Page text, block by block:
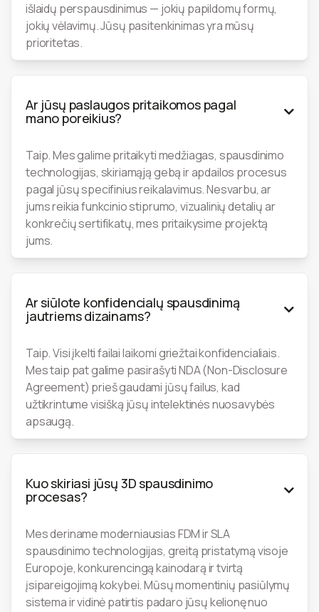
išlaidų perspausdinimus — jokių papildomų formų,
jokių vėlavimų. Jūsų pasitenkinimas yra mūsų
prioritetas.
Ar jūsų paslaugos pritaikomos pagal
mano poreikius? 
Taip. Mes galime pritaikyti medžiagas, spausdinimo
technologijas, skiriamąją gebą ir apdailos procesus
pagal jūsų specifinius reikalavimus. Nesvarbu, ar
jums reikia funkcinio stiprumo, vizualinių detalių ar
konkrečių sertifikatų, mes pritaikysime projektą
jums.
Ar siūlote konfidencialų spausdinimą
jautriems dizainams? 
Taip. Visi įkelti failai laikomi griežtai konfidencialiais.
Mes taip pat galime pasirašyti NDA (Non-Disclosure
Agreement) prieš gaudami jūsų failus, kad
užtikrintume visišką jūsų intelektinės nuosavybės
apsaugą.
Kuo skiriasi jūsų 3D spausdinimo
procesas? 
Mes deriname moderniausias FDM ir SLA
spausdinimo technologijas, greitą pristatymą visoje
Europoje, konkurencingą kainodarą ir tvirtą
įsipareigojimą kokybei. Mūsų momentinių pasiūlymų
sistema ir vidinė patirtis padaro jūsų kelionę nuo